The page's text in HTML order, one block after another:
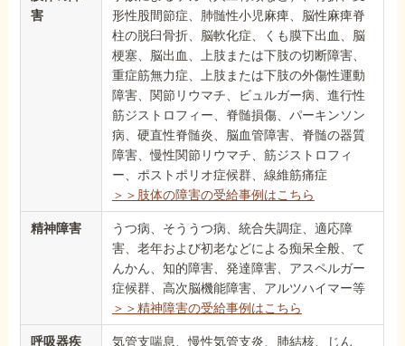
害
形性股間節症、肺髄性小児麻痺、脳性麻痺脊
柱の脱臼骨折、脳軟化症、くも膜下出血、脳
梗塞、脳出血、上肢または下肢の切断障害、
重症筋無力症、上肢または下肢の外傷性運動
障害、関節リウマチ、ビュルガー病、進行性
筋ジストロフィー、脊髄損傷、パーキンソン
病、硬直性脊髄炎、脳血管障害、脊髄の器質
障害、慢性関節リウマチ、筋ジストロフィ
ー、ポストポリオ症候群、線維筋痛症
＞＞肢体の障害の受給事例はこちら
精神障害
うつ病、そううつ病、統合失調症、適応障
害、老年および初老などによる痴呆全般、て
んかん、知的障害、発達障害、アスペルガー
症候群、高次脳機能障害、アルツハイマー等
＞＞精神障害の受給事例はこちら
呼吸器疾 気管支喘息、慢性気管支炎、肺結核、じん